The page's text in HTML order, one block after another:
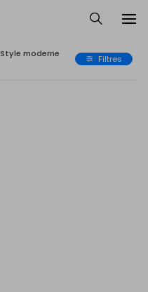
Style moderne
Filtres